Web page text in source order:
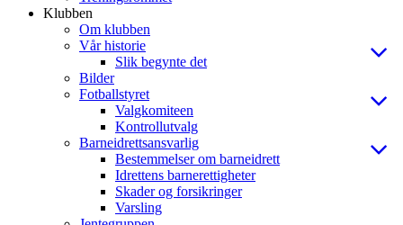
Klubben
Om klubben
Vår historie
Slik begynte det
Bilder
Fotballstyret
Valgkomiteen
Kontrollutvalg
Barneidrettsansvarlig
Bestemmelser om barneidrett
Idrettens barnerettigheter
Skader og forsikringer
Varsling